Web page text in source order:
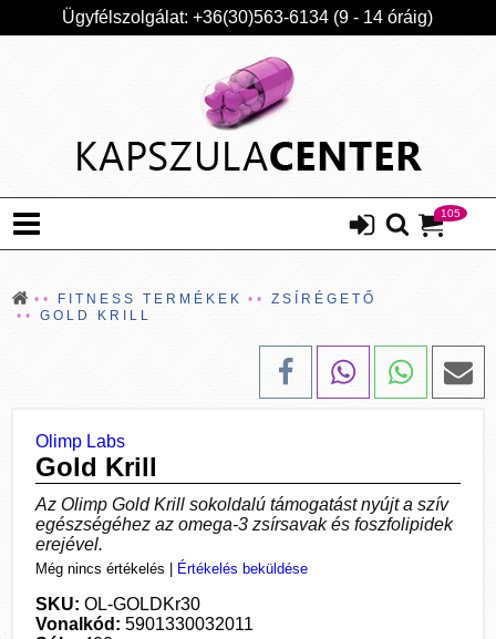
Ügyfélszolgálat: +36(30)563-6134 (9 - 14 óráig)
105
FITNESS TERMÉKEK
ZSÍRÉGETŐ
GOLD KRILL
Olimp Labs
Gold Krill
Az Olimp Gold Krill sokoldalú támogatást nyújt a szív
egészségéhez az omega-3 zsírsavak és foszfolipidek
erejével.
Még nincs értékelés Értékelés beküldése
SKU: OL-GOLDKr30
Vonalkód: 5901330032011